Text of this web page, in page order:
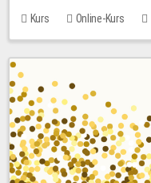
Kurs Online-Kurs